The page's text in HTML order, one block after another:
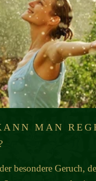
MAN
besondere Geruch,